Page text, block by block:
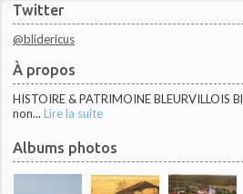
Twitter
@blidericus
À propos
HISTOIRE & PATRIMOINE BLEURVILLOIS
non... Lire la suite
Albums photos